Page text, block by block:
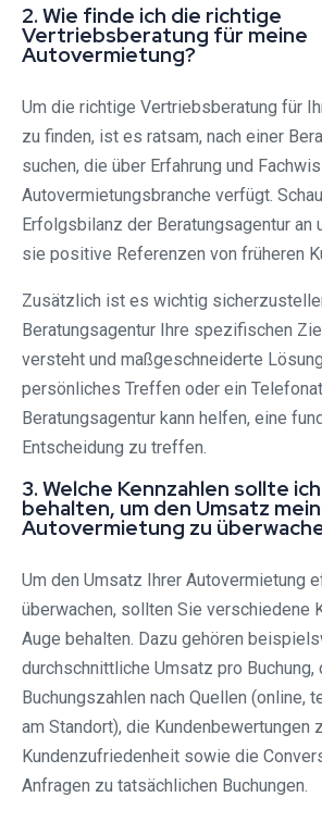
2. Wie finde ich die richtige
Vertriebsberatung für meine
Autovermietung?
Um die richtige Vertriebsberatung für
zu finden, ist es ratsam, nach einer
suchen, die über Erfahrung und
Autovermietungsbranche verfügt.
Erfolgsbilanz der Beratungsagentur an
sie positive Referenzen von früheren
Zusätzlich ist es wichtig
Beratungsagentur Ihre spezifischen
versteht und maßgeschneiderte
persönliches Treffen oder ein
Beratungsagentur kann helfen, eine
Entscheidung zu treffen.
3. Welche Kennzahlen sollte
behalten, um den Umsatz
Autovermietung zu
Um den Umsatz Ihrer Autovermietung
überwachen, sollten Sie verschiedene
Auge behalten. Dazu gehören
durchschnittliche Umsatz pro Buchung,
Buchungszahlen nach Quellen (online,
am Standort), die Kundenbewertungen
Kundenzufriedenheit sowie die
Anfragen zu tatsächlichen Buchungen.